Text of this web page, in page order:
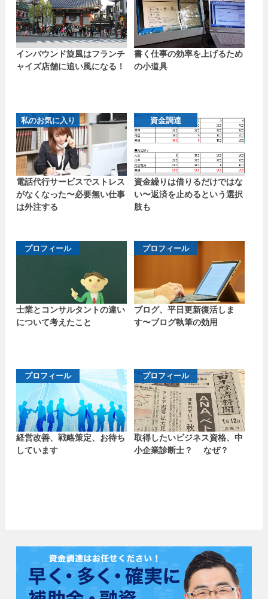
インバウンド旋風はフランチ
ャイズ店舗に追い風になる！
書く仕事の効率を上げるため
の小道具
私のお気に入り
電話代行サービスでストレス
がなくなった〜必要無い仕事
は外注する
資金調達
資金繰りは借りるだけではな
い〜返済を止めるという選択
肢も
プロフィール
士業とコンサルタントの違い
について考えたこと
プロフィール
ブログ、平日更新復活しま
す〜ブログ執筆の効用
プロフィール
経営改善、戦略策定、お待ち
しています
プロフィール
取得したいビジネス資格、中
小企業診断士？ なぜ？